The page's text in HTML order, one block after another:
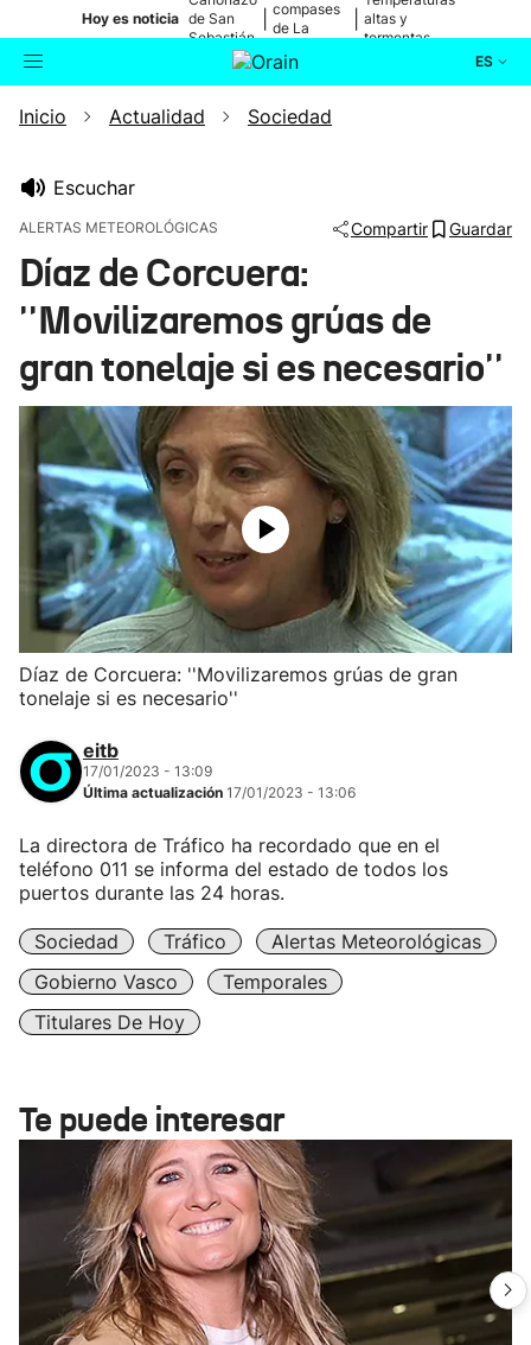
Hoy es noticia de San
Sebastián
compases
de La
altas y
tormentas
ES
Buscador Actualidad
Ikusmiran
Eguraldia
Inicio Actualidad Sociedad
Escuchar
ALERTAS METEOROLÓGICAS Compartir Guardar
Díaz de Corcuera:
''Movilizaremos grúas de
gran tonelaje si es necesario''
Díaz de Corcuera: ''Movilizaremos grúas de gran
tonelaje si es necesario''
eitb
17/01/2023 - 13:09
Última actualización 17/01/2023 - 13:06
La directora de Tráfico ha recordado que en el
teléfono 011 se informa del estado de todos los
puertos durante las 24 horas.
Sociedad Tráfico
Alertas Meteorológicas
Gobierno Vasco
Temporales
Titulares De Hoy
Te puede interesar